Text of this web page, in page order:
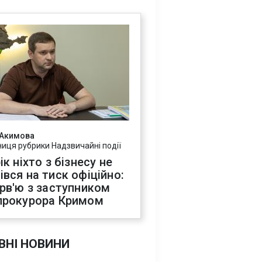
рубрики Надзвичайні події
ніхто з бізнесу не
на тиск офіційно:
з заступником
Кримом
НОВИНИ